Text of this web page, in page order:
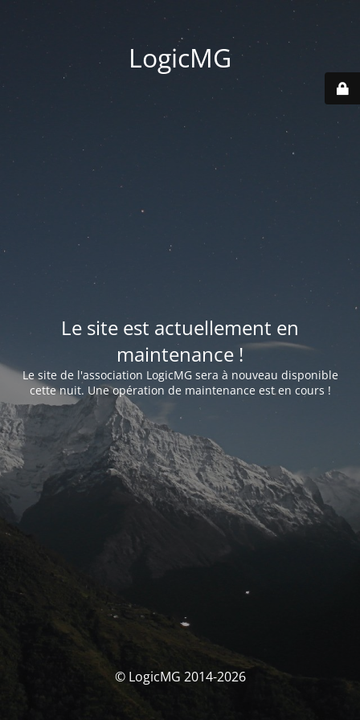
LogicMG
Le site est actuellement en
maintenance !
Le site de l'association LogicMG sera à nouveau disponible
cette nuit. Une opération de maintenance est en cours !
© LogicMG 2014-2026